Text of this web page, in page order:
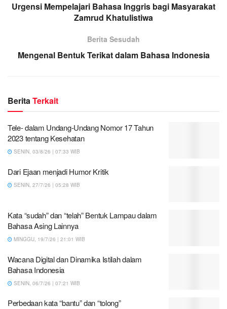
Urgensi Mempelajari Bahasa Inggris bagi Masyarakat
Zamrud Khatulistiwa
Berita Sesudah
Mengenal Bentuk Terikat dalam Bahasa Indonesia
BeritaTerkait
Tele- dalam Undang-Undang Nomor 17 Tahun
2023 tentang Kesehatan
SENIN, 03/8/26 | 07:33 WIB
Dari Ejaan menjadi Humor Kritik
SENIN, 27/7/26 | 05:28 WIB
Kata “sudah” dan “telah” Bentuk Lampau dalam
Bahasa Asing Lainnya
MINGGU, 19/7/26 | 21:01 WIB
Wacana Digital dan Dinamika Istilah dalam
Bahasa Indonesia
SENIN, 06/7/26 | 07:21 WIB
Perbedaan kata “bantu” dan “tolong”